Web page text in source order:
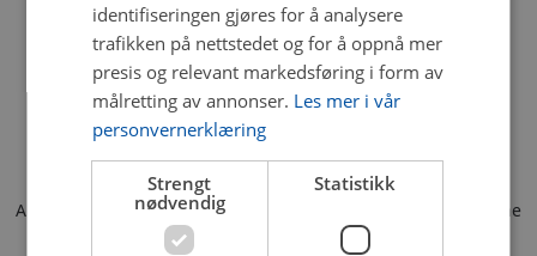
Application error: a client-side exception has occurred (see the
browser console for more information).
identifiseringen gjøres for å analysere
trafikken på nettstedet og for å oppnå mer
presis og relevant markedsføring i form av
målretting av annonser. Les mer i vår
personvernerklæring
Strengt
nødvendig
Statistikk